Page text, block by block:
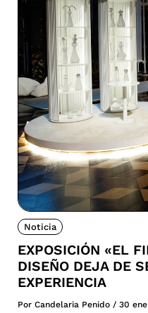
Noticia
EXPOSICIÓN «EL
DISEÑO DEJA DE
EXPERIENCIA
Por Candelaria Penido / 30